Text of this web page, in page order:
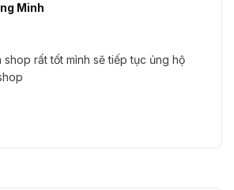
Minh
shop rất tốt mình sẽ tiếp tục ủng hộ